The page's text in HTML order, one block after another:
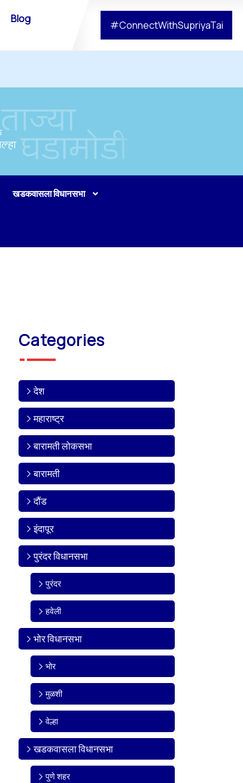
Blog
#ConnectWithSupriyaTai
खडकवासला विधानसभा
Categories
देश
महाराष्ट्र
बारामती लोकसभा
बारामती
दौंड
इंदापूर
पुरंदर विधानसभा
पुरंदर
हवेली
भोर विधानसभा
भोर
मुळशी
वेल्हा
खडकवासला विधानसभा
पुणे शहर